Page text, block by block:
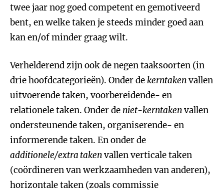
twee jaar nog goed competent en gemotiveerd
bent, en welke taken je steeds minder goed aan
kan en/of minder graag wilt.
Verhelderend zijn ook de negen taaksoorten (in
drie hoofdcategorieën). Onder dekerntakenvallen
uitvoerende taken, voorbereidende- en
relationele taken. Onder de niet-kerntakenvallen
ondersteunende taken, organiserende- en
informerende taken. En onder de
additionele/extra takenvallen verticale taken
(coördineren van werkzaamheden van anderen),
horizontale taken (zoals commissie